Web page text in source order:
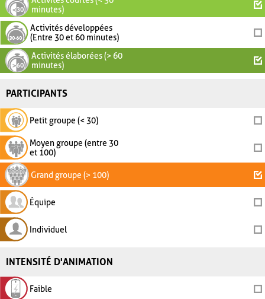
minutes)
Activités développées
(Entre 30 et 60 minutes)
Activités élaborées (> 60
minutes)
PARTICIPANTS
Petit groupe (< 30)
Moyen groupe (entre 30
et 100)
Grand groupe (> 100)
Équipe
Individuel
INTENSITÉ D'ANIMATION
Faible